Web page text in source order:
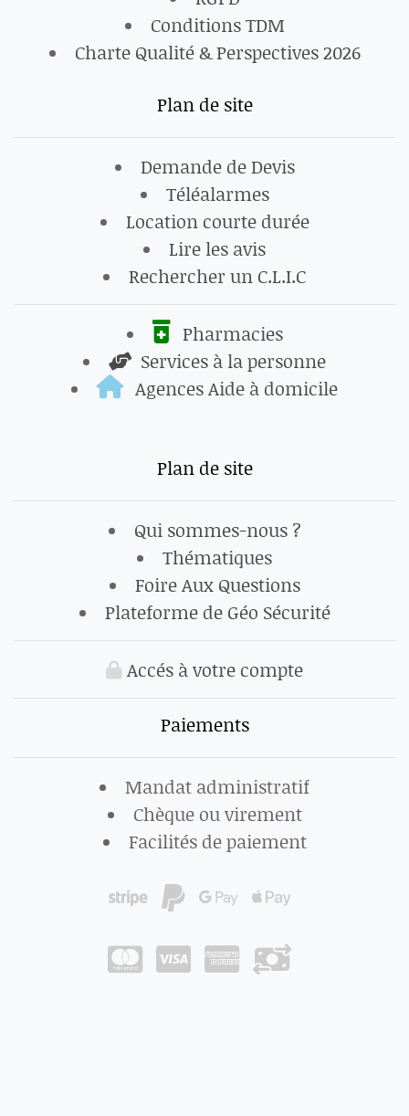
Conditions TDM
Charte Qualité & Perspectives 2026
Plan de site
Demande de Devis
Téléalarmes
Location courte durée
Lire les avis
Rechercher un C.L.I.C
Pharmacies
Services à la personne
Agences Aide à domicile
Plan de site
Qui sommes-nous ?
Thématiques
Foire Aux Questions
Plateforme de Géo Sécurité
Accés à votre compte
Paiements
Mandat administratif
Chèque ou virement
Facilités de paiement